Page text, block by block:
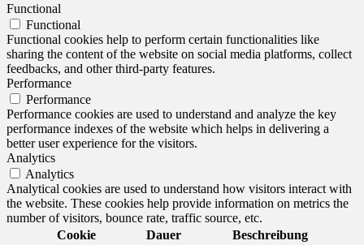
Functional
Functional
Functional cookies help to perform certain functionalities like
sharing the content of the website on social media platforms, collect
feedbacks, and other third-party features.
Performance
Performance
Performance cookies are used to understand and analyze the key
performance indexes of the website which helps in delivering a
better user experience for the visitors.
Analytics
Analytics
Analytical cookies are used to understand how visitors interact with
the website. These cookies help provide information on metrics the
number of visitors, bounce rate, traffic source, etc.
Cookie
Dauer Beschreibung